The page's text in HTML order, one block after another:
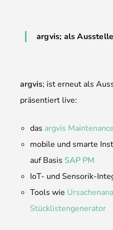
argvis; als
argvis; ist erneut als
präsentiert live:
das argvis
mobile und smarte
auf Basis SAP PM
IoT- und Sensorik-
Tools wie
Stücklistengenerator